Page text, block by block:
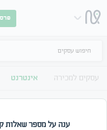
חיפוש עסקים
עסקים למכירה אינטרנט
ענה על מספר שאלות